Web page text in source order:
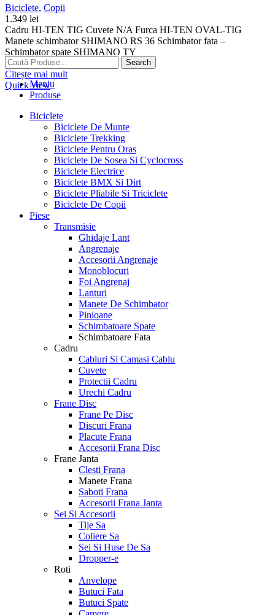
Biciclete, Copii
1.349 lei
Cadru HI-TEN TIG Cuvete N/A Furca HI-TEN OVAL-TIG
Manete schimbator SHIMANO RS 36 Schimbator fata –
Schimbator spate SHIMANO TY
Adaugă în wishlist
Citește mai mult
Quick view
Search
Meniu
Produse
Biciclete
Biciclete De Munte
Biciclete Trekking
Biciclete Pentru Oras
Biciclete De Sosea Si Cyclocross
Biciclete Electrice
Biciclete BMX Si Dirt
Biciclete Pliabile Si Triciclete
Biciclete De Copii
Piese
Transmisie
Ghidaje Lant
Angrenaje
Accesorii Angrenaje
Monoblocuri
Foi Angrenaj
Lanturi
Manete De Schimbator
Pinioane
Schimbatoare Spate
Schimbatoare Fata
Cadru
Cabluri Si Camasi Cablu
Cuvete
Protectii Cadru
Urechi Cadru
Frane Disc
Frane Pe Disc
Discuri Frana
Placute Frana
Accesorii Frana Disc
Frane Janta
Clesti Frana
Manete Frana
Saboti Frana
Accesorii Frana Janta
Sei Si Accesorii
Tije Sa
Coliere Sa
Sei Si Huse De Sa
Dropper-e
Roti
Anvelope
Butuci Fata
Butuci Spate